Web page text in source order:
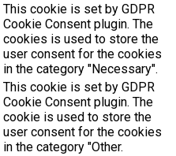
This cookie is set by GDPR
Cookie Consent plugin. The
cookies is used to store the
user consent for the cookies
in the category "Necessary".
This cookie is set by GDPR
Cookie Consent plugin. The
cookie is used to store the
user consent for the cookies
in the category "Other.